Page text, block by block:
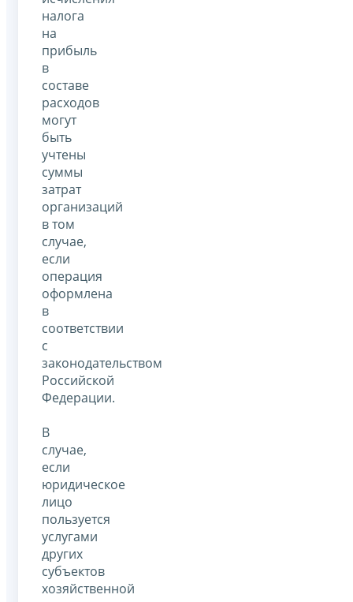
налога
на
прибыль
в
составе
расходов
могут
быть
учтены
суммы
затрат
организаций
в том
случае,
если
операция
оформлена
в
соответствии
с
законодательством
Российской
Федерации.
В
случае,
если
юридическое
лицо
пользуется
услугами
других
субъектов
хозяйственной